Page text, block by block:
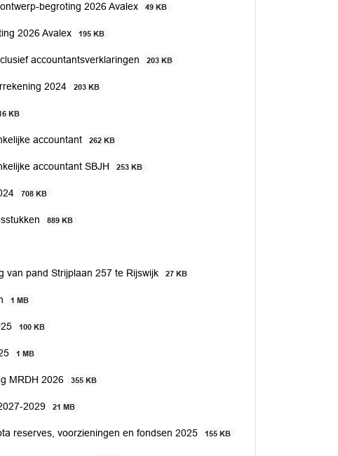
begroting 2026 Avalex 49 KB
2026 Avalex 195 KB
accountantsverklaringen 203 KB
2024 203 KB
KB
accountant 262 KB
accountant SBJH 253 KB
708 KB
889 KB
van pand Strijplaan 257 te Rijswijk 27 KB
1 MB
100 KB
1 MB
MRDH 2026 355 KB
2029 21 MB
reserves, voorzieningen en fondsen 2025 155 KB